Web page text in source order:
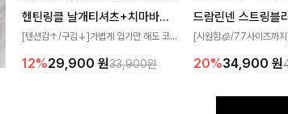
헨틴링클 날개티셔츠+치마바지SET
[텐션감↑/구김↓]가볍게 입기만 해도 코
게 퍼지는 프릴 날개 소매가 우아한 포인트
12%29,900 원33,900원
드람린넨 스트링블
[시원함🧊/77사이즈까
없는 슬릿 카라 디자인이
20%34,900 원